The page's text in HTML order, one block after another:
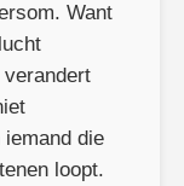
Want
die
loopt.